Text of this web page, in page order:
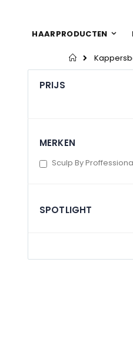
HAARPRODUCTEN
Home
PRIJS
MERKEN
Sculp By
SPOTLIGHT